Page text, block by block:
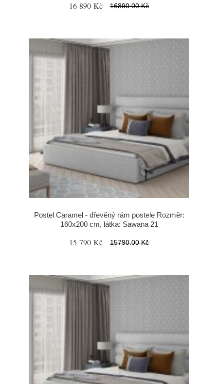
16 890 Kč 16890.00 Kč
Postel Caramel - dřevěný rám postele Rozměr:
160x200 cm, látka: Sawana 21
15 790 Kč 15790.00 Kč